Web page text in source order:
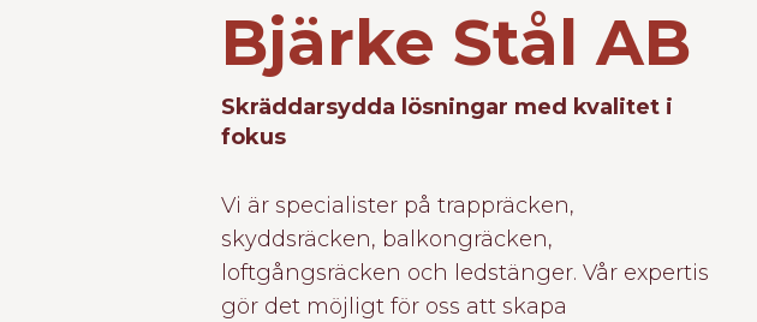
Bjärke Stål AB
Skräddarsydda lösningar med kvalitet i
fokus
Vi är specialister på trappräcken,
skyddsräcken, balkongräcken,
loftgångsräcken och ledstänger. Vår expertis
gör det möjligt för oss att skapa